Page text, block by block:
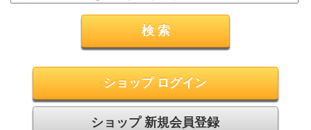
ショップ ログイン
ショップ 新規会員登録